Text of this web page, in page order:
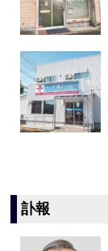
訃報